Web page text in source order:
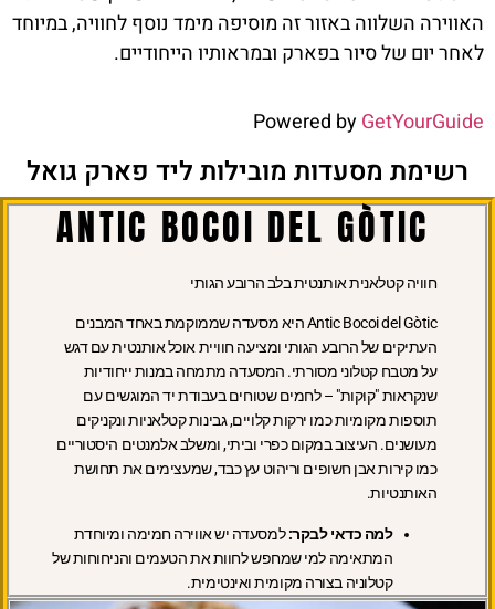
האווירה השלווה באזור זה מוסיפה מימד נוסף לחוויה, במיוחד
לאחר יום של סיור בפארק ובמראותיו הייחודיים.
Powered byGetYourGuide
רשימת מסעדות מובילות ליד פארק גואל
ANTIC BOCOI DEL GÒTIC
חוויה קטלאנית אותנטית בלב הרובע הגותי
Antic Bocoi del Gòtic היא מסעדה שממוקמת באחד המבנים
העתיקים של הרובע הגותי ומציעה חוויית אוכל אותנטית עם דגש
על מטבח קטלוני מסורתי. המסעדה מתמחה במנות ייחודיות
שנקראות "קוקות" – לחמים שטוחים בעבודת יד המוגשים עם
תוספות מקומיות כמו ירקות קלויים, גבינות קטלאניות ונקניקים
מעושנים. העיצוב במקום כפרי וביתי, ומשלב אלמנטים היסטוריים
כמו קירות אבן חשופים וריהוט עץ כבד, שמעצימים את תחושת
האותנטיות.
למה כדאי לבקר:למסעדה יש אווירה חמימה ומיוחדת
המתאימה למי שמחפש לחוות את הטעמים והניחוחות של
קטלוניה בצורה מקומית ואינטימית.